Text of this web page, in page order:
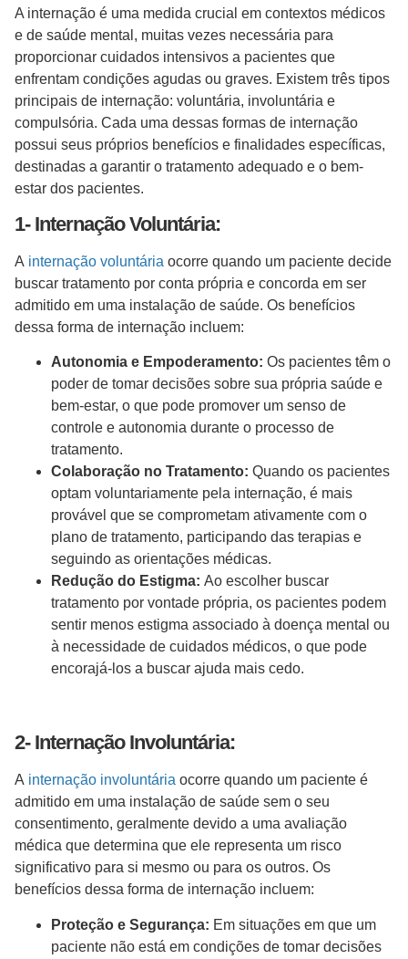
A internação é uma medida crucial em contextos médicos
e de saúde mental, muitas vezes necessária para
proporcionar cuidados intensivos a pacientes que
enfrentam condições agudas ou graves. Existem três tipos
principais de internação: voluntária, involuntária e
compulsória. Cada uma dessas formas de internação
possui seus próprios benefícios e finalidades específicas,
destinadas a garantir o tratamento adequado e o bem-
estar dos pacientes.
1- Internação Voluntária:
A internação voluntária ocorre quando um paciente decide
buscar tratamento por conta própria e concorda em ser
admitido em uma instalação de saúde. Os benefícios
dessa forma de internação incluem:
Autonomia e Empoderamento: Os pacientes têm o
poder de tomar decisões sobre sua própria saúde e
bem-estar, o que pode promover um senso de
controle e autonomia durante o processo de
tratamento.
Colaboração no Tratamento: Quando os pacientes
optam voluntariamente pela internação, é mais
provável que se comprometam ativamente com o
plano de tratamento, participando das terapias e
seguindo as orientações médicas.
Redução do Estigma: Ao escolher buscar
tratamento por vontade própria, os pacientes podem
sentir menos estigma associado à doença mental ou
à necessidade de cuidados médicos, o que pode
encorajá-los a buscar ajuda mais cedo.
2- Internação Involuntária:
A internação involuntária ocorre quando um paciente é
admitido em uma instalação de saúde sem o seu
consentimento, geralmente devido a uma avaliação
médica que determina que ele representa um risco
significativo para si mesmo ou para os outros. Os
benefícios dessa forma de internação incluem:
Proteção e Segurança: Em situações em que um
paciente não está em condições de tomar decisões